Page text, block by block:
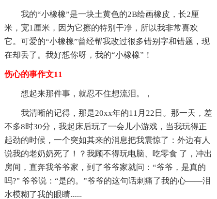
我的“小橡橡”是一块土黄色的2B绘画橡皮，长2厘
米，宽1厘米，因为它擦的特别干净，所以我非常喜欢
它。可爱的“小橡橡”曾经帮我改过很多错别字和错题，现
在却丢了。我好想你呀，我的“小橡橡”！
伤心的事作文11
想起来那件事，就忍不住想流泪。，
我清晰的记得，那是20xx年的11月22日。那一天，差
不多8时30分，我起床后玩了一会儿小游戏，当我玩得正
起劲的时候，一个突如其来的消息把我震惊了：外边有人
说我的老奶奶死了！？我顾不得玩电脑、吃零食 了，冲出
房间，直奔我爷爷家，到了爷爷家就问：“爷爷，是真的
吗?" 爷爷说：“是的。”爷爷的这句话刺痛了我的心——泪
水模糊了我的眼睛......